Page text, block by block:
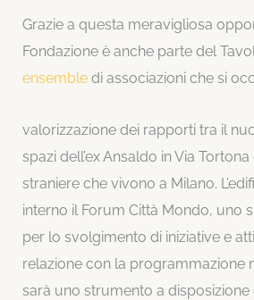
Grazie a questa meravigliosa
Fondazione è anche parte del
ensemble di associazioni che si
valorizzazione dei rapporti tra il
spazi dell’ex Ansaldo in Via
straniere che vivono a Milano.
interno il Forum Città Mondo, uno
per lo svolgimento di iniziative e
relazione con la programmazione
sarà uno strumento a